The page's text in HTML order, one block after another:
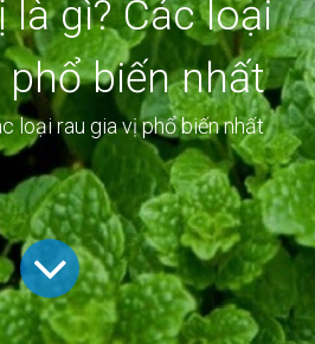
là gì? Các loại
phổ biến nhất
loại rau gia vị phổ biến nhất